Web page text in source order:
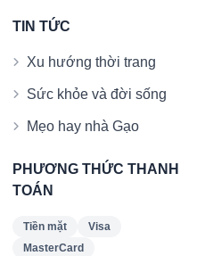
TIN TỨC
Xu hướng thời trang
Sức khỏe và đời sống
Mẹo hay nhà Gạo
PHƯƠNG THỨC THANH
TOÁN
Tiền mặt
Visa
MasterCard